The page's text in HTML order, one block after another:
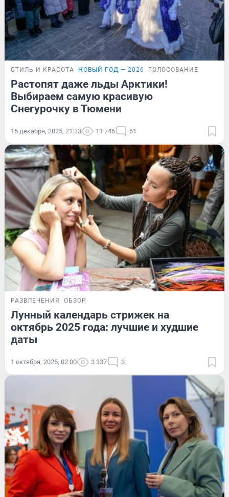
СТИЛЬ И КРАСОТА НОВЫЙ ГОД — 2026 ГОЛОСОВАНИЕ
Растопят даже льды Арктики!
Выбираем самую красивую
Снегурочку в Тюмени
15 декабря, 2025, 21:33 11 746 61
РАЗВЛЕЧЕНИЯ ОБЗОР
Лунный календарь стрижек на
октябрь 2025 года: лучшие и худшие
даты
1 октября, 2025, 02:00 3 337 3